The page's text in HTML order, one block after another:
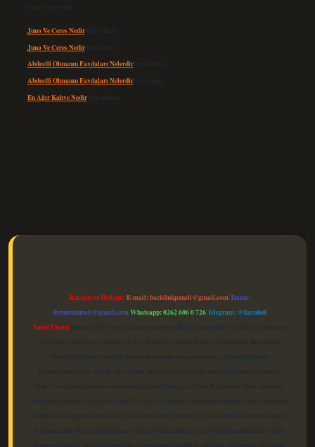
Son yorumlar
Juno Ve Ceres Nediriçin admin
Juno Ve Ceres Nediriçin Altan
Abdestli Olmanın Faydaları Nelerdiriçin admin
Abdestli Olmanın Faydaları Nelerdiriçin Alper
En Ağır Kahve Nediriçin admin
Reklam ve İletişim:E-mail:backlinkpaneli@gmail.comTeams:
forumhizmeti@gmail.comWhatsapp: 0262 606 0 726Telegram: @karabul
Yasal Uyarı: